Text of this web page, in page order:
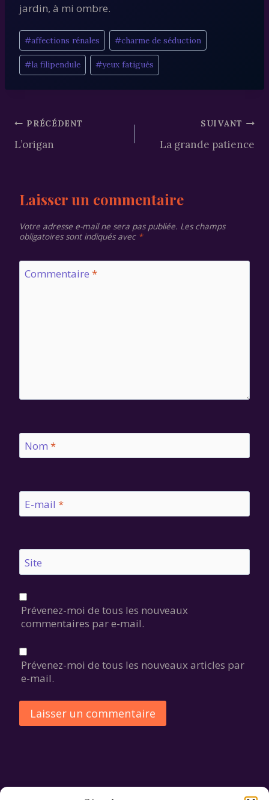
jardin, à mi ombre.
Étiquettes
de
la
#affections rénales #charme de séduction
#la filipendule #yeux fatigués
Navigation
de
PRÉCÉDENT
L’origan
SUIVANT
La grande patience
Laisser un commentaire
Votre adresse e-mail ne sera pas publiée. Les champs
obligatoires sont indiqués avec *
Commentaire *
Nom *
E-mail *
Site
Prévenez-moi de tous les nouveaux
commentaires par e-mail.
Prévenez-moi de tous les nouveaux articles par
e-mail.